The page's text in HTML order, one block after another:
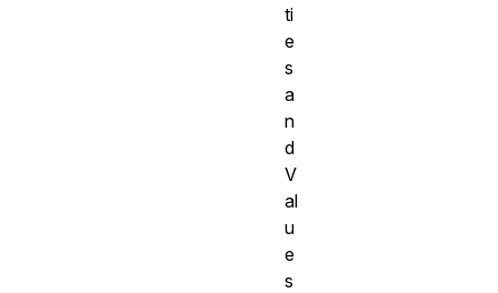
ti
e
s
a
n
d
V
al
u
e
s